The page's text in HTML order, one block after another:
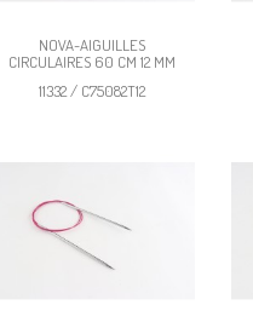
NOVA-AIGUILLES
CIRCULAIRES 60 CM 12 MM
11332 / C75082T12